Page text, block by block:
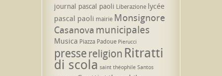
journal pascal paoli Liberazione lycée
pascal paoli mairie Monsignore
Casanova municipales
Musica Piazza Padoue Pierucci
pressereligion Ritratti
di scola saint théophile Santos